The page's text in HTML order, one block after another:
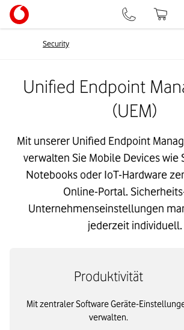
Security
Unified Endpoint
(UEM)
Mit unserer Unified Endpoint
verwalten Sie Mobile Devices wie
Notebooks oder IoT-Hardware
Online-Portal.
Unternehmenseinstellungen
jederzeit individuell.
Produktivität
Mit zentraler Software Geräte-
verwalten.